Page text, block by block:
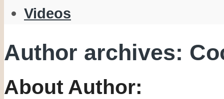
Videos
Author archives:
About Author: